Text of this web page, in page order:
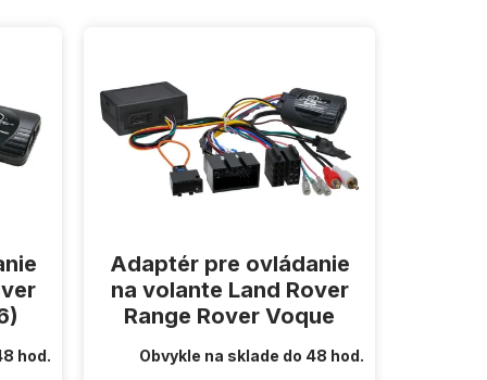
hod.
Adaptér pre ovládanie
na volante Land Rover
Range Rover Voque
Obvykle na sklade do 48 hod.